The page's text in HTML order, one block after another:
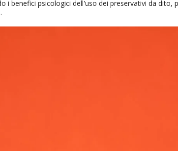
i benefici psicologici dell'uso dei preservativi da